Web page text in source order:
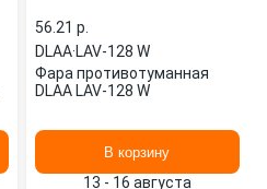
56.21 p.
DLAA·LAV-128 W
Фара противотуманная
DLAA LAV-128 W
В корзину
13 - 16 августа